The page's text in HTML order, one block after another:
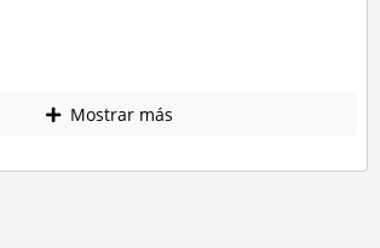
Mostrar más